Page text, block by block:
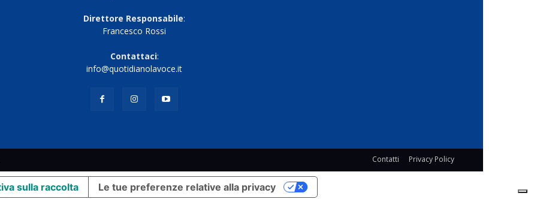
Direttore Responsabile:
Francesco Rossi
Contattaci:
info@quotidianolavoce.it
Contatti Privacy Policy
sulla raccolta Le tue preferenze relative alla privacy